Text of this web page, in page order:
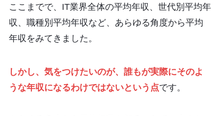
ここまでで、IT業界全体の平均年収、世代別平均年
収、職種別平均年収など、あらゆる角度から平均
年収をみてきました。
しかし、気をつけたいのが、誰もが実際にそのよ
うな年収になるわけではないという点です。